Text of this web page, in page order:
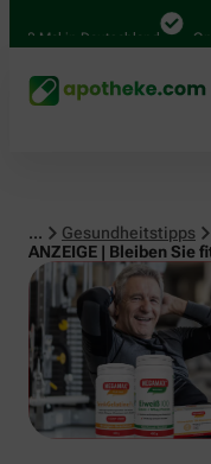
in Deutschland Online
... Gesundheitstipps
ANZEIGE | Bleiben Sie
Lebensqualität &